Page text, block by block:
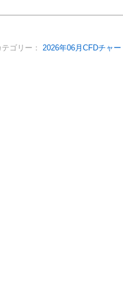
テゴリー： 2026年06月CFDチャー